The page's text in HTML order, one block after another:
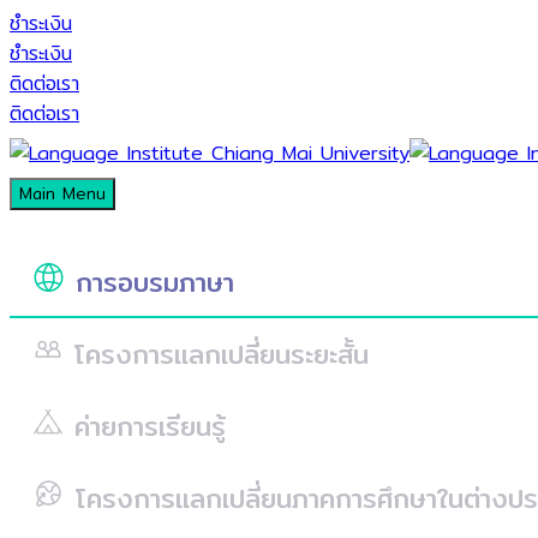
ชำระเงิน
ชำระเงิน
ติดต่อเรา
ติดต่อเรา
Main Menu
การอบรมภาษา
โครงการแลกเปลี่ยนระยะสั้น
ค่ายการเรียนรู้
โครงการแลกเปลี่ยนภาคการศึกษาในต่างปร